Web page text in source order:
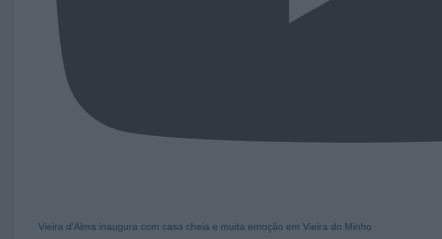
Vieira d'Alma inaugura com casa cheia e muita emoção em Vieira do Minho